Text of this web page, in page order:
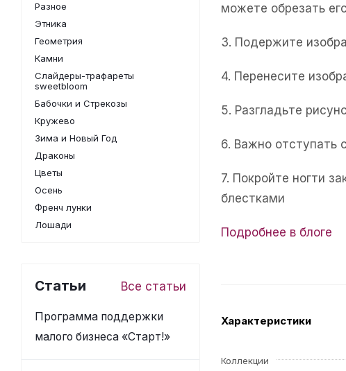
можете обрезать
3. Подержите
4. Перенесите
5. Разгладьте
6. Важно отступать
7. Покройте ногти
блестками
Подробнее в блоге
Характеристики
Коллекции
Разное
Этника
Геометрия
Камни
Слайдеры-трафареты
sweetbloom
Бабочки и Стрекозы
Кружево
Зима и Новый Год
Драконы
Цветы
Осень
Френч лунки
Лошади
Статьи Все статьи
Программа поддержки
малого бизнеса «Старт!»